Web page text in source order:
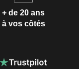
+ de 20 ans
à vos côtés